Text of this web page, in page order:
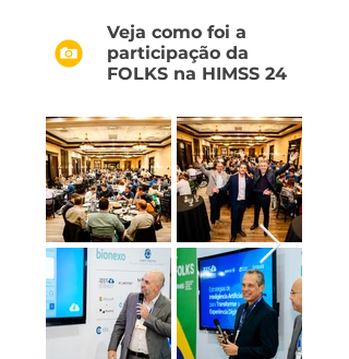
Veja como foi a
participação da
FOLKS na HIMSS 24